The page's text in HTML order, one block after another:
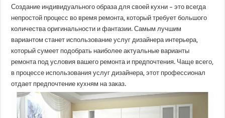
заказ
–
верное
решение
Создание индивидуального образа для своей кухни – это всегда
непростой процесс во время ремонта, который требует большого
количества оригинальности и фантазии. Самым лучшим
вариантом станет использование услуг дизайнера интерьера,
который сумеет подобрать наиболее актуальные варианты
ремонта под условия вашего ремонта и предпочтения. Чаще всего,
в процессе использования услуг дизайнера, этот профессионал
отдает предпочтение кухням на заказ.